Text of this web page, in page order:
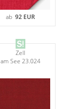
ab92 EUR
Zell
am See 23.024